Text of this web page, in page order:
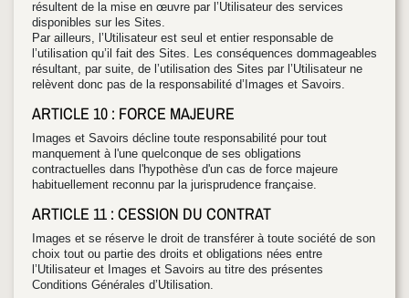
résultent de la mise en œuvre par l’Utilisateur des services
disponibles sur les Sites.
Par ailleurs, l’Utilisateur est seul et entier responsable de
l’utilisation qu’il fait des Sites. Les conséquences dommageables
résultant, par suite, de l’utilisation des Sites par l’Utilisateur ne
relèvent donc pas de la responsabilité d’Images et Savoirs.
ARTICLE 10 : FORCE MAJEURE
Images et Savoirs décline toute responsabilité pour tout
manquement à l'une quelconque de ses obligations
contractuelles dans l'hypothèse d'un cas de force majeure
habituellement reconnu par la jurisprudence française.
ARTICLE 11 : CESSION DU CONTRAT
Images et se réserve le droit de transférer à toute société de son
choix tout ou partie des droits et obligations nées entre
l’Utilisateur et Images et Savoirs au titre des présentes
Conditions Générales d’Utilisation.